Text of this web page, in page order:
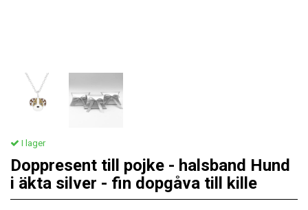
I lager
Doppresent till pojke - halsband Hund
i äkta silver - fin dopgåva till kille